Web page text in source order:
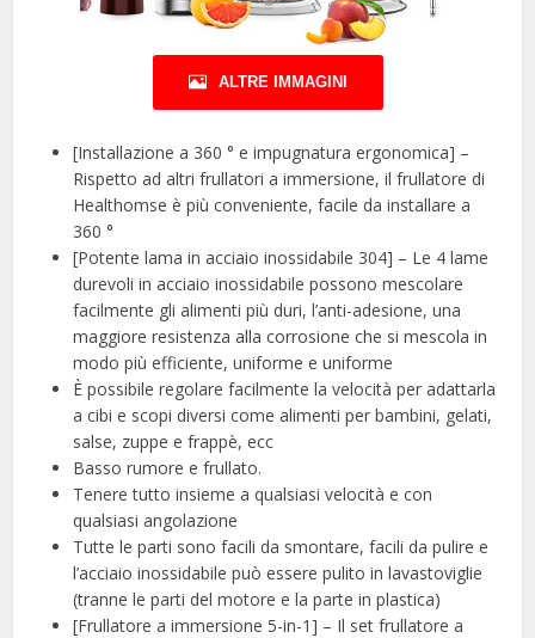
ALTRE IMMAGINI
[Installazione a 360 ° e impugnatura ergonomica] –
Rispetto ad altri frullatori a immersione, il frullatore di
Healthomse è più conveniente, facile da installare a
360 °
[Potente lama in acciaio inossidabile 304] – Le 4 lame
durevoli in acciaio inossidabile possono mescolare
facilmente gli alimenti più duri, l’anti-adesione, una
maggiore resistenza alla corrosione che si mescola in
modo più efficiente, uniforme e uniforme
È possibile regolare facilmente la velocità per adattarla
a cibi e scopi diversi come alimenti per bambini, gelati,
salse, zuppe e frappè, ecc
Basso rumore e frullato.
Tenere tutto insieme a qualsiasi velocità e con
qualsiasi angolazione
Tutte le parti sono facili da smontare, facili da pulire e
l’acciaio inossidabile può essere pulito in lavastoviglie
(tranne le parti del motore e la parte in plastica)
[Frullatore a immersione 5-in-1] – Il set frullatore a